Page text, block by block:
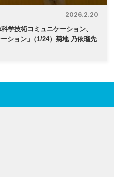
2026.2.20
学技術コミュニケーション、
ション」 （1/24）菊地 乃依瑠先